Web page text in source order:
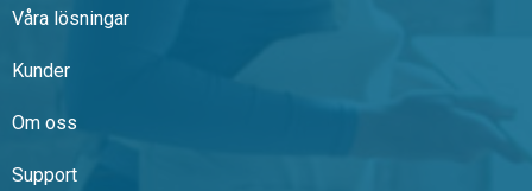
Våra lösningar
Kunder
Om oss
Support